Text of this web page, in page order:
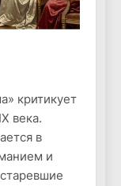
критикует
века.
в
и